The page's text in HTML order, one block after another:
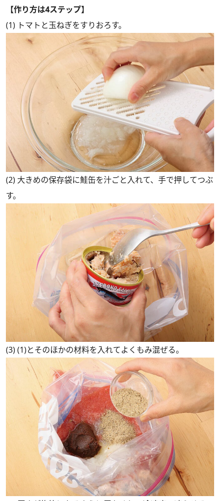
【作り方は4ステップ】
(1) トマトと玉ねぎをすりおろす。
(2) 大きめの保存袋に鮭缶を汁ごと入れて、手で押してつぶ
す。
(3) (1)とそのほかの材料を入れてよくもみ混ぜる。